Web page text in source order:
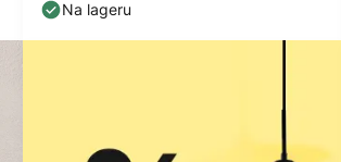
Na lageru